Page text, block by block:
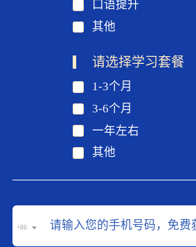
口语提升
其他
请选择学习套餐
1-3个月
3-6个月
一年左右
其他
+86